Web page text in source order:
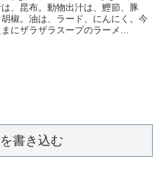
、昆布。動物出汁は、鰹節、豚
椒。油は、ラード、にんにく。今
にザラザラスープのラーメ...
書き込む